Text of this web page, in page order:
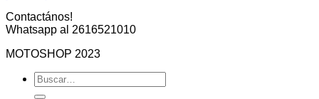
Contactános!
Whatsapp al 2616521010
MOTOSHOP 2023
Buscar
por: